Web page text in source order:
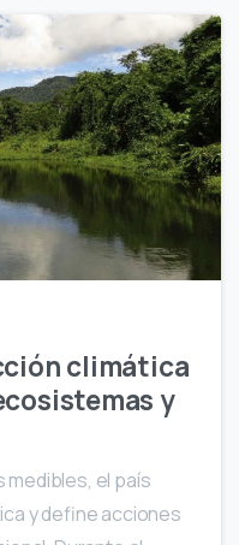
climática
y
el país
y define acciones